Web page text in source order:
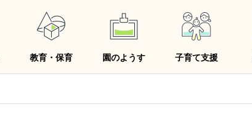
教育・保育 園のようす 子育て支援